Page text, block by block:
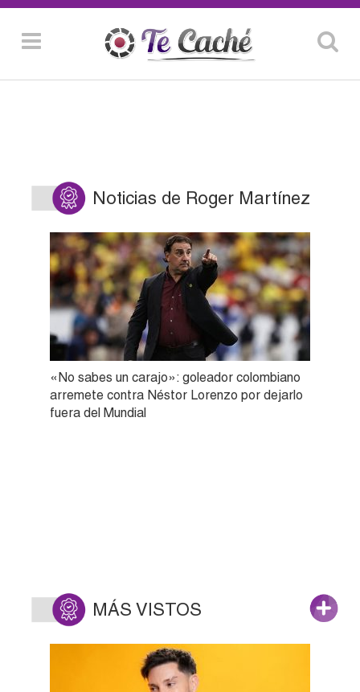
Noticias de Roger Martínez
«No sabes un carajo»: goleador colombiano
arremete contra Néstor Lorenzo por dejarlo
fuera del Mundial
MÁS VISTOS